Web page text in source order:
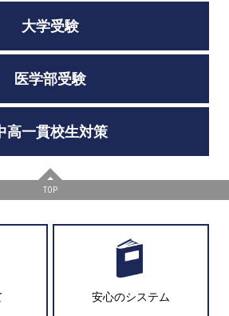
大学受験
医学部受験
高一貫校生対策
TOP
安心のシステム